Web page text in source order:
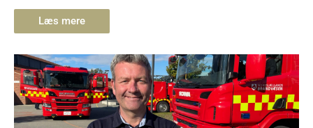
Læs mere